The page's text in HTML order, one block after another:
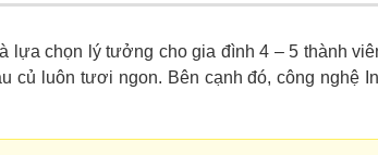
là lựa chọn lý tưởng cho gia đình 4 – 5 thành
củ luôn tươi ngon. Bên cạnh đó, công nghệ